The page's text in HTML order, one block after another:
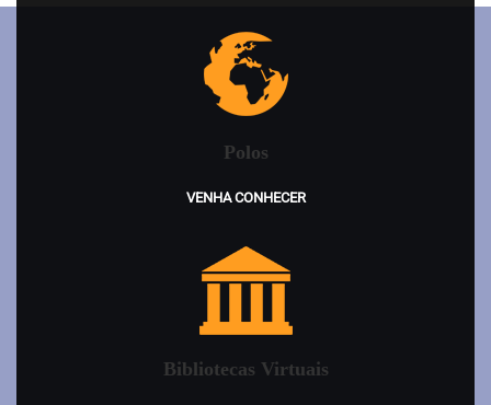
Polos
VENHA CONHECER
Bibliotecas Virtuais